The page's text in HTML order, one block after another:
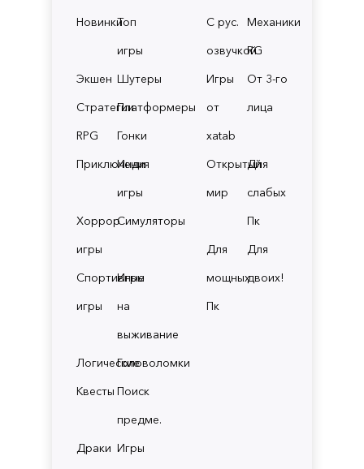
НовинкиТоп
игры
Экшен Шутеры
СтратегииПлатформеры
RPG
Гонки
Приключения
Инди
игры
Хоррор
игры
Симуляторы
Спортивные
игры
Игры
на
выживание
ЛогическиеГоловоломки
Квесты Поиск
предме.
Драки Игры
С рус.
озвучкой
Механики
RG
Игры
от
xatab
От 3-го
лица
Открытый
мир
Для
слабых
Пк
Для
мощных
Пк
Для
двоих!